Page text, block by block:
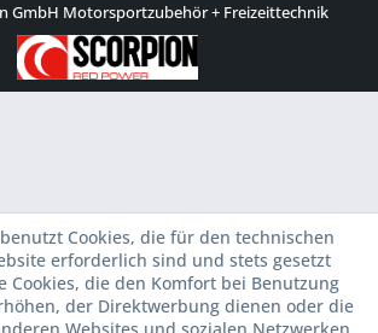
GmbH Motorsportzubehör + Freizeittechnik
Cookies, die für den technischen
erforderlich sind und stets gesetzt
Cookies, die den Komfort bei Benutzung
der Direktwerbung dienen oder die